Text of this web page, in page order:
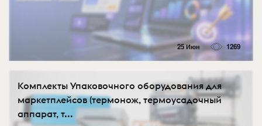
25 Июн 1269
Комплекты Упаковочного оборудования для
маркетплейсов (термонож, термоусадочный
аппарат, т...